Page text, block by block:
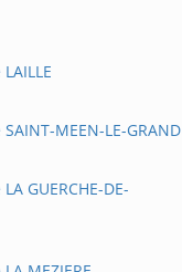
MEEN-LE-GRAND
GUERCHE-DE-